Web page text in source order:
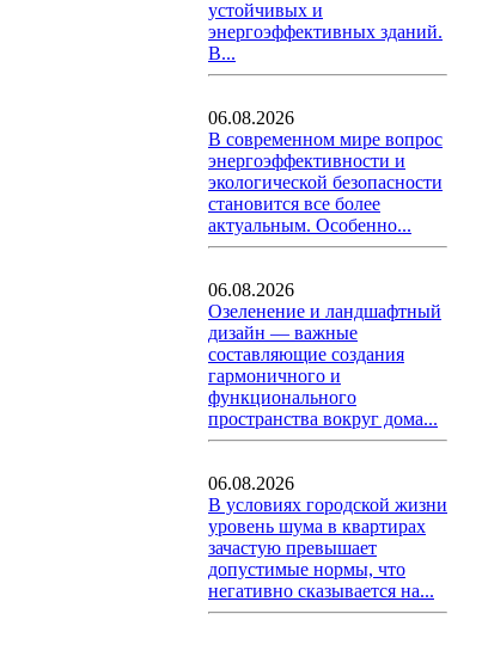
устойчивых и
энергоэффективных зданий.
В...
06.08.2026
В современном мире вопрос
энергоэффективности и
экологической безопасности
становится все более
актуальным. Особенно...
06.08.2026
Озеленение и ландшафтный
дизайн — важные
составляющие создания
гармоничного и
функционального
пространства вокруг дома...
06.08.2026
В условиях городской жизни
уровень шума в квартирах
зачастую превышает
допустимые нормы, что
негативно сказывается на...